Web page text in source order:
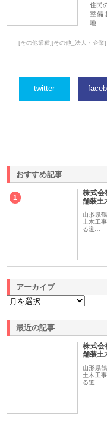
住民
整備
地…
[その他業種][その他_法人・企業]
twitter
おすすめ記事
1
株式会
舗装土
山形県
土木工
る道…
アーカイブ
最近の記事
株式会
舗装土
山形県
土木工
る道…